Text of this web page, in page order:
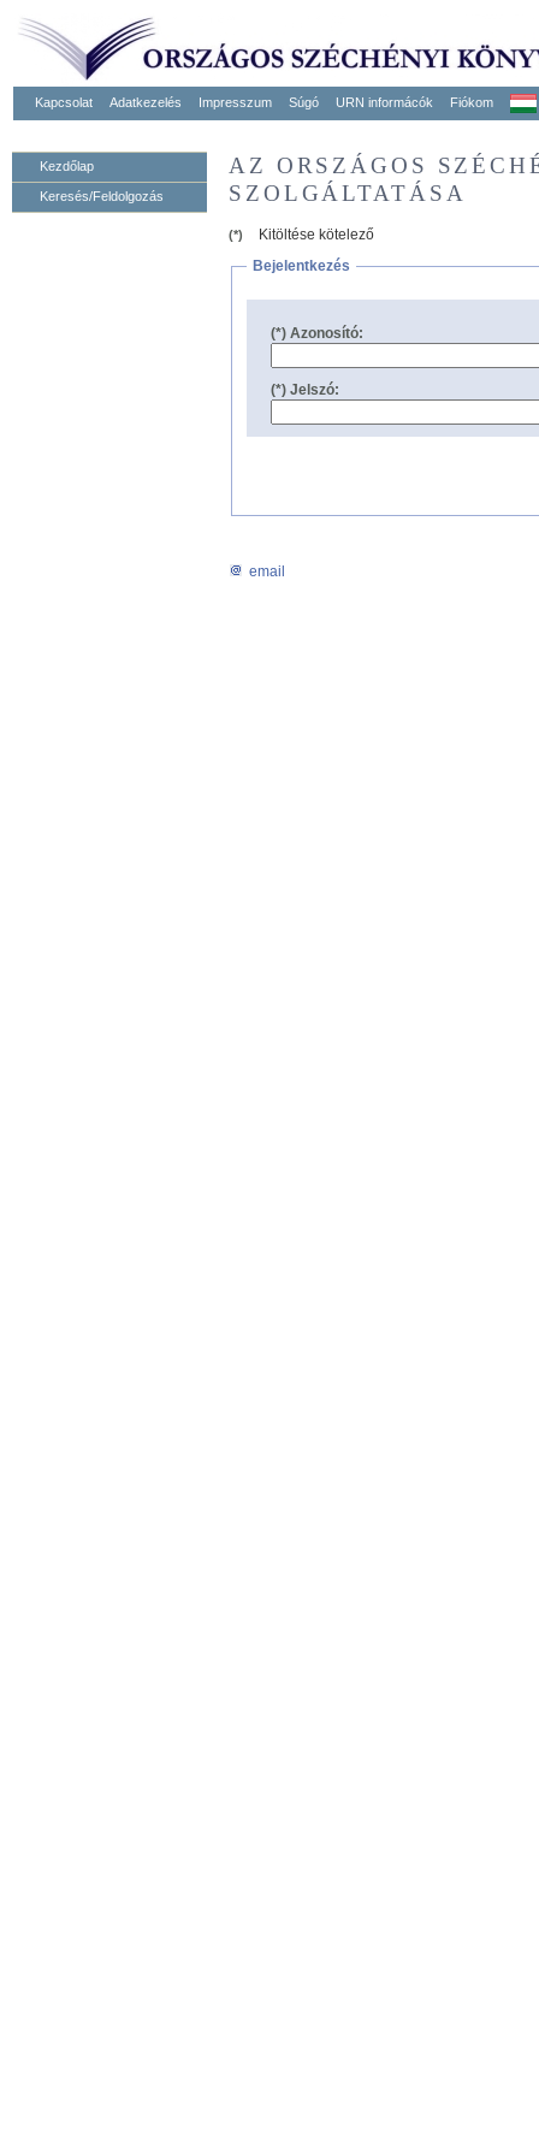
Kapcsolat Adatkezelés Impresszum Súgó URN informácók Fiókom
Kezdőlap
Keresés/Feldolgozás
AZ ORSZÁGOS
SZOLGÁLTATÁSA
(*)
Kitöltése kötelező
Bejelentkezés
(*) Azonosító:
(*) Jelszó:
email